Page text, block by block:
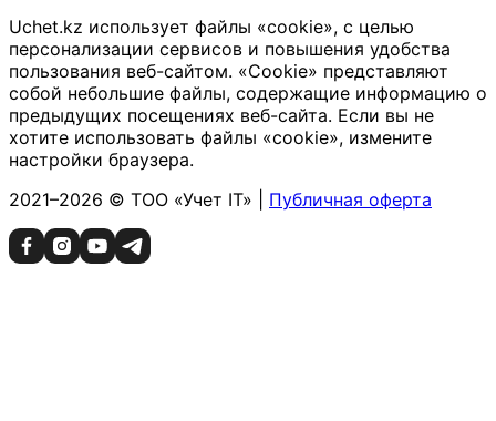
Uchet.kz использует файлы «cookie», с целью
персонализации сервисов и повышения удобства
пользования веб-сайтом. «Cookie» представляют
собой небольшие файлы, содержащие информацию о
предыдущих посещениях веб-сайта. Если вы не
хотите использовать файлы «cookie», измените
настройки браузера.
2021–2026 © ТОО «Учет IT» | Публичная оферта